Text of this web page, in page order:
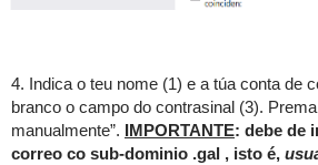
4. Indica o teu nome (1) e a túa conta de
branco o campo do contrasinal (3).
manualmente”. IMPORTANTE: debe de
correo co sub-dominio .gal , isto é,